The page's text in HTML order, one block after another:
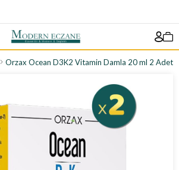
Orzax Ocean D3K2 Vitamin Damla 20 ml 2 Adet